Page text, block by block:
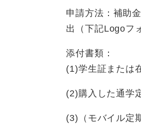
申請方法：補助
出（下記Logoフ
添付書類：
(1)学生証または
(2)購入した通学
(3)（モバイル定